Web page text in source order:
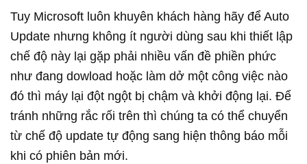
Tuy Microsoft luôn khuyên khách hàng hãy để Auto
Update nhưng không ít người dùng sau khi thiết lập
chế độ này lại gặp phải nhiều vấn đề phiền phức
như đang dowload hoặc làm dở một công việc nào
đó thì máy lại đột ngột bị chậm và khởi động lại. Để
tránh những rắc rối trên thì chúng ta có thể chuyển
từ chế độ update tự động sang hiện thông báo mỗi
khi có phiên bản mới.